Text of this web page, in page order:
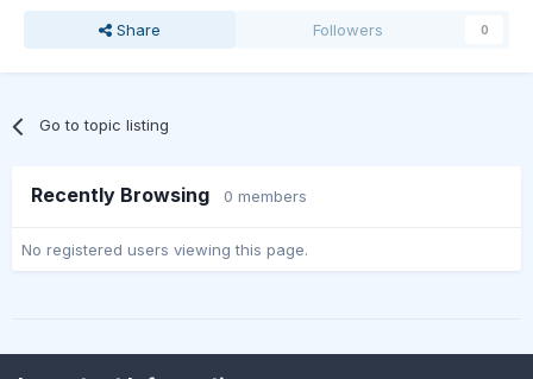
Share Followers 0
Go to topic listing
Recently Browsing 0 members
No registered users viewing this page.